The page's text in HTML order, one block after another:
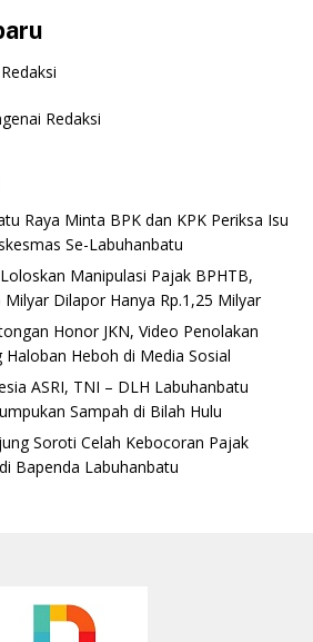
Redaksi
Redaksi
Raya Minta BPK dan KPK Periksa Isu
Se-Labuhanbatu‎‎
Manipulasi Pajak BPHTB,
Milyar Dilapor Hanya Rp.1,25 Milyar
Honor JKN, Video Penolakan
Haloban Heboh di Media Sosial‎‎‎‎
ASRI, TNI – DLH Labuhanbatu
Sampah di Bilah Hulu
Soroti Celah Kebocoran Pajak
Bapenda Labuhanbatu